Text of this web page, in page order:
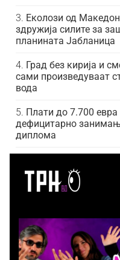
Еколози од
здружија силите за
планината Јабланица
Град без кирија и
сами произведуваат
вода
Плати до 7.700 евра
дефицитарно
диплома